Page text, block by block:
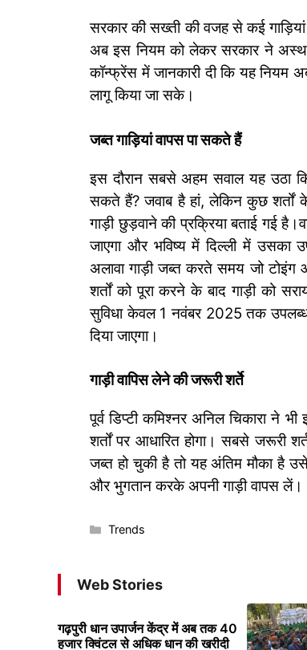
सरकार की सख्ती की वजह से कई गाड़ियां
अब इस नियम को लेकर सरकार ने
कॉन्फ्रेंस में जानकारी दी कि यह नियम
लागू किया जा सके।
जब्त गाड़ियां वापस पा सकते हैं
इस दौरान सबसे अहम सवाल यह उठा
सकते हैं? जवाब है हां, लेकिन कुछ शर्तों
गाड़ी छुड़वाने की प्रक्रिया बताई गई है।
जाएगा और भविष्य में दिल्ली में उसका
अलावा गाड़ी जब्त करते समय जो टोइंग
शर्तों को पूरा करने के बाद गाड़ी को
सुविधा केवल 1 नवंबर 2025 तक
दिया जाएगा।
गाड़ी वापिस लेने की जरूरी शर्ते
पूर्व डिप्टी कमिश्नर अनिल चिकारा ने
शर्तों पर आधारित होगा। सबसे जरूरी
जब्त हो चुकी है तो यह अंतिम मौका है
और भुगतान करके अपनी गाड़ी वापस लें।
Categories
Trends
Web Stories
गढ़पुरी धान उपार्जन केंद्र में अब तक 40
हजार क्विंटल से अधिक धान की खरीदी